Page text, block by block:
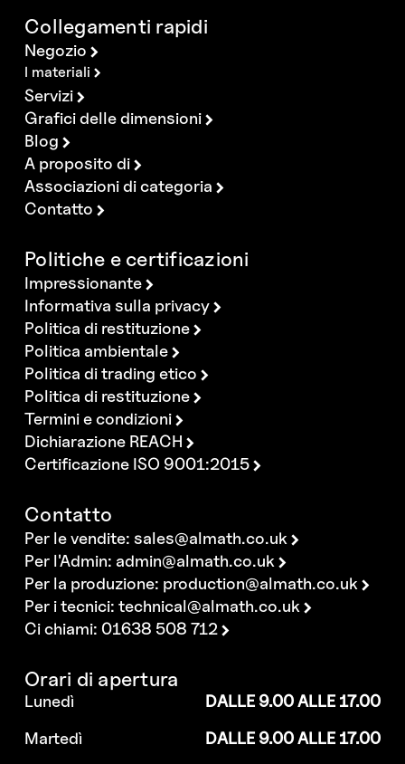
Collegamenti rapidi
Negozio
I materiali
Servizi
Grafici delle dimensioni
Blog
A proposito di
Associazioni di categoria
Contatto
Politiche e certificazioni
Impressionante
Informativa sulla privacy
Politica di restituzione
Politica ambientale
Politica di trading etico
Politica di restituzione
Termini e condizioni
Dichiarazione REACH
Certificazione ISO 9001:2015
Contatto
Per le vendite:sales@almath.co.uk
Per l'Admin: admin@almath.co.uk
Per la produzione: production@almath.co.uk
Per i tecnici:technical@almath.co.uk
Ci chiami: 01638 508 712
Orari di apertura
Lunedì
DALLE 9.00 ALLE 17.00
Martedì
DALLE 9.00 ALLE 17.00